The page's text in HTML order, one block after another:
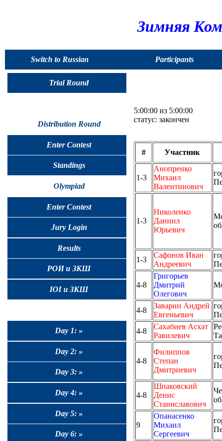
Зимняя
Switch to Russian Participants
Trial Round
Distribution Round
Enter Contest
Standings
Olympiad
Enter Contest
Jury Login
Results
РОИ и ЗКШ
IOI и ЗКШ
Day 1: »
Day 2: »
Day 3: »
Day 4: »
Day 5: »
Day 6: »
5:00:00 из 5:00:00
статус: закончен
# Участник
1-3
Анопренко
Михаил
Валентинович
1-3
Николенко
Даниил
Юрьевич
1-3
Сафонов Иван
Андреевич
4-8
Григорьев
Дмитрий
Олегович
4-8
Заварин Андрей
Евгеньевич
4-8
Сахабиев Асхат
Равилевич
4-8
Филиппов
Степан
Дмитриевич
4-8
Шпаковский
Денис
Станиславович
9
Опанасенко
Михаил
Сергеевич